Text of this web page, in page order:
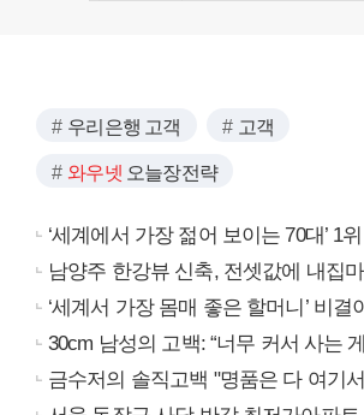
우리은행 고객 고객
와우넷 오늘장전략
‘세계에서 가장 젊어 보이는 70대’ 1
남양주 한강뷰 신축, 전셋값에 내집
‘세계서 가장 몸매 좋은 할머니’ 비결
30cm 남성의 고백: “너무 커서 사는
금수저의 솔직고백 "명품은 다 여기